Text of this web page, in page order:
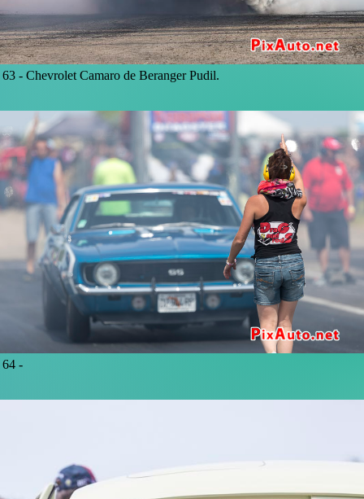
63 -Chevrolet Camaro de Beranger Pudil.
64 -